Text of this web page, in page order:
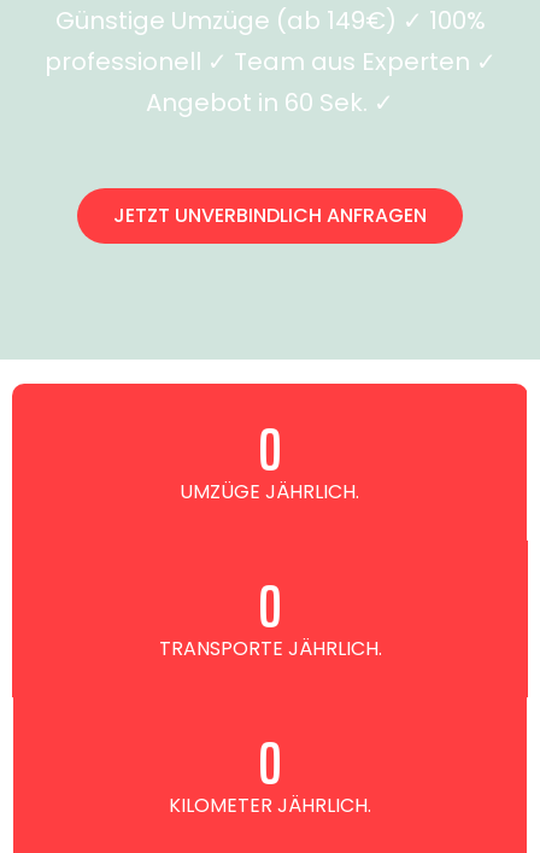
Günstige Umzüge (ab 149€) ✓ 100%
professionell ✓ Team aus Experten ✓
Angebot in 60 Sek. ✓
JETZT UNVERBINDLICH ANFRAGEN
UMZÜGE JÄHRLICH.
0
TRANSPORTE JÄHRLICH.
0
KILOMETER JÄHRLICH.
0